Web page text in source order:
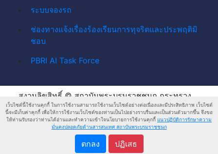
เว็บไซต์นี้ใช้งานคุกกี้ ในการใช้งานสามารถใช้งานเว็บไซต์อย่างต่อเนื่องและมีประสิทธิภาพ เว็บไซต์
นี้จะมีเก็บค่าคุกกี้ เพื่อให้การใช้งานเว็บไซต์ของท่านเป็นไปอย่างราบรื่นและเป็นส่วนตัวมากขึ้น จึงขอ
ให้ท่านรับรองว่าท่านได้อ่านและทำความเข้าใจนโยบายการใช้งานคุกกี้ แนวปฏิบัติการรักษาความ
มั่นคงปลอดภัยด้านสารสนเทศ สถาบันพระบรมราชชนก
ตกลง ปฏิเสธ
ระบบจองรถ
ช่องทางแจ้งเรื่องร้องเรียนการทุจริตและประพฤติมิ
ชอบ
PBRI AI Task Force
สงวนลิขสิทธิ์ © สถาบันพระบรมราชชนก กระทรวง
สาธารณสุข
แนวปฏิบัติการ
คุ้มครองข้อมูลส่วน
แนวปฏิบัติการรักษาความ
มั่นคงปลอดภัยด้านสารสนเทศ